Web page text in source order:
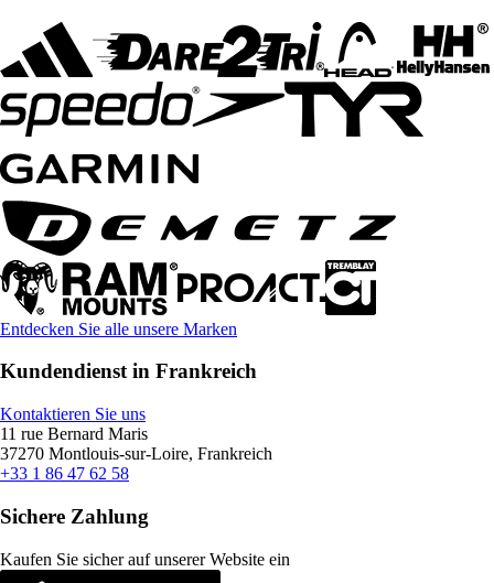
Entdecken Sie alle unsere Marken
Kundendienst in Frankreich
Kontaktieren Sie uns
11 rue Bernard Maris
37270 Montlouis-sur-Loire, Frankreich
+33 1 86 47 62 58
Sichere Zahlung
Kaufen Sie sicher auf unserer Website ein